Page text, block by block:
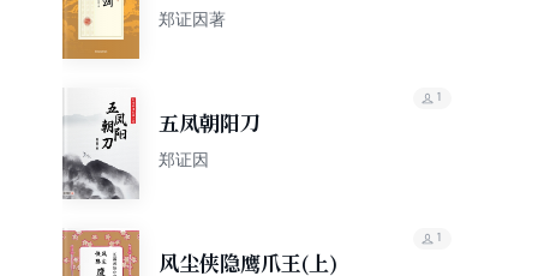
郑证因著
五凤朝阳刀
郑证因
1
风尘侠隐鹰爪王(上)
1